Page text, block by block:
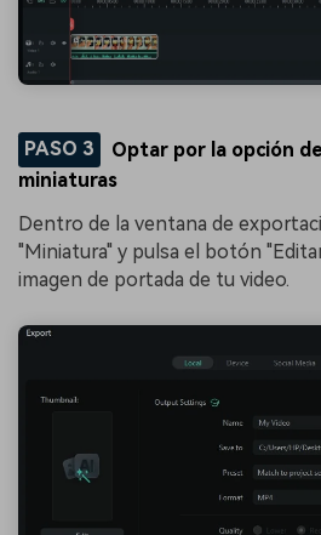
PASO 3
Optar por la opción
miniaturas
Dentro de la ventana de
"Miniatura" y pulsa el botón
imagen de portada de tu video.